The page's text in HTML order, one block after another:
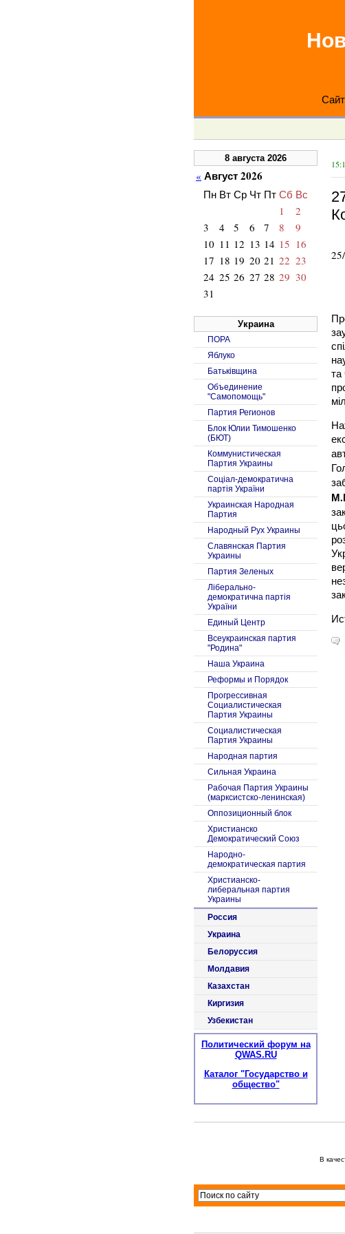
та
8 августа 2026
« Август 2026
Пн Вт Ср Чт Пт Сб Вс
1
2
3
4 5 6 7 8
9
10 11 12 13 14 15 16
17 18 19 20 21 22 23
24 25 26 27 28 29 30
31
Украина
ПОРА
Яблуко
Батьківщина
Объединение
"Самопомощь"
Партия Регионов
Блок Юлии Тимошенко
(БЮТ)
Коммунистическая
Партия Украины
Соцiал-демократична
партiя України
Украинская Народная
Партия
Народный Рух Украины
Славянская Партия
Украины
Партия Зеленых
Ліберально-
демократична партія
України
Единый Центр
Всеукраинская партия
"Родина"
Наша Украина
Реформы и Порядок
Прогрессивная
Социалистическая
Партия Украины
Социалистическая
Партия Украины
Народная партия
Сильная Украина
Рабочая Партия Украины
(марксистско-ленинская)
Оппозиционный блок
Христианско
Демократический Союз
Народно-
демократическая партия
Христианско-
либеральная партия
Украины
Россия
Украина
Белоруссия
Молдавия
Казахстан
Киргизия
Узбекистан
Политический форум на
QWAS.RU
Каталог "Государство и
общество"
В